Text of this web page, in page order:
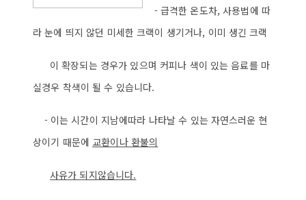
- 급격한 온도차, 사용법에 따
라 눈에 띄지 않던 미세한 크랙이 생기거나, 이미 생긴 크랙
이 확장되는 경우가 있으며 커피나 색이 있는 음료를 마
실경우 착색이 될 수 있습니다.
- 이는 시간이 지남에따라 나타날 수 있는 자연스러운 현
상이기 때문에 교환이나 환불의
사유가 되지않습니다.